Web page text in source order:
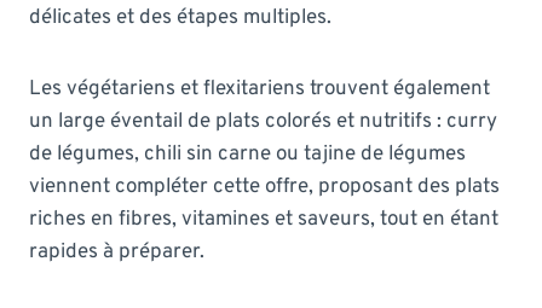
délicates et des étapes multiples.
Les végétariens et flexitariens trouvent également
un large éventail de plats colorés et nutritifs : curry
de légumes, chili sin carne ou tajine de légumes
viennent compléter cette offre, proposant des plats
riches en fibres, vitamines et saveurs, tout en étant
rapides à préparer.